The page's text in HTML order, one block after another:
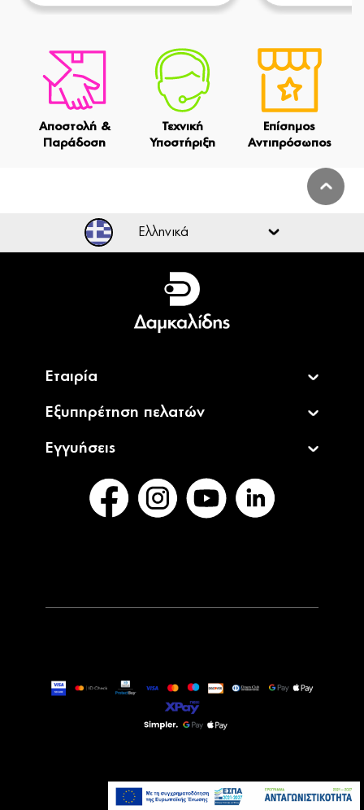
Αποστολή &
Παράδοση
Τεχνική
Υποστήριξη
Επίσημος
Αντιπρόσωπος
Προσθήκη στο καλάθι
Ελληνικά
Ελληνικά
English
Εταιρία
Εξυπηρέτηση πελατών
Εγγυήσεις